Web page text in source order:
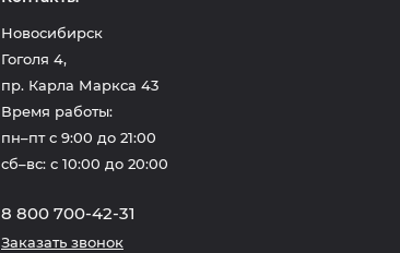
Новосибирск
Гоголя 4,
пр. Карла Маркса 43
Время работы:
пн–пт с 9:00 до 21:00
сб–вс: с 10:00 до 20:00
8 800 700-42-31
Заказать звонок